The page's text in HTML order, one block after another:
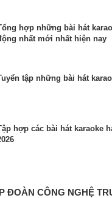
hợp những bài hát
nhất mới nhất hiện nay
tập những bài hát
hợp các bài hát karaoke
ĐOÀN CÔNG NGHỆ